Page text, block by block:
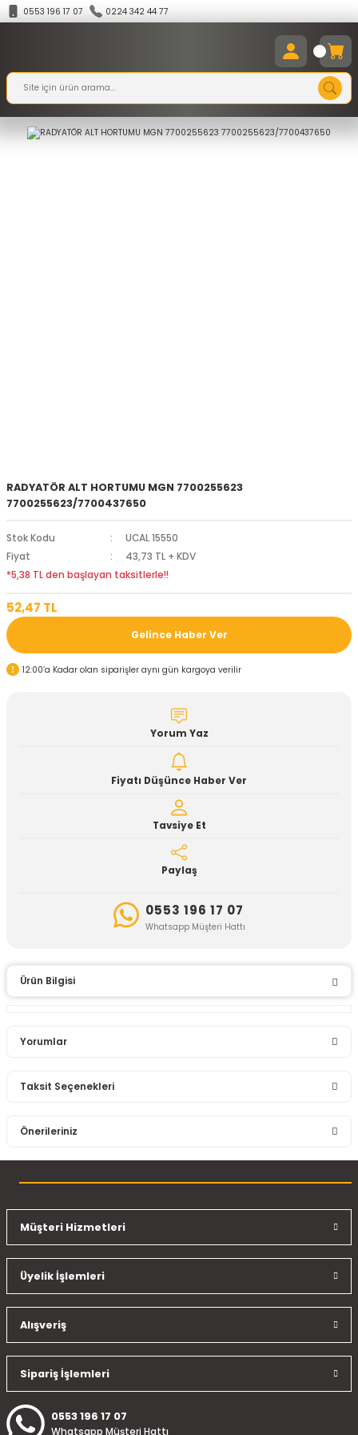
0553 196 17 07 0224 342 44 77
RADYATÖR ALT HORTUMU MGN 7700255623
7700255623/7700437650
Stok Kodu
UCAL 15550
Fiyat
43,73 TL + KDV
*5,38 TL den başlayan taksitlerle!!
52,47 TL
Gelince Haber Ver
12:00’a Kadar olan siparişler aynı gün kargoya verilir
Yorum Yaz
Fiyatı Düşünce Haber Ver
Tavsiye Et
Paylaş
0553 196 17 07
Whatsapp Müşteri Hattı
Ürün Bilgisi
Yorumlar
Taksit Seçenekleri
Önerileriniz
konularda yetersiz gördüğünüz noktaları öneri formunu
Ürün resmi kalitesiz, bozuk veya görüntülenemiyor.
Ürün açıklamasında eksik bilgiler bulunuyor.
Ürün fiyatı diğer sitelerden daha pahalı.
Bu ürüne benzer farklı alternatifler olmalı.
Müşteri Hizmetleri
Üyelik İşlemleri
Alışveriş
Sipariş İşlemleri
0553 196 17 07
Whatsapp Müşteri Hattı